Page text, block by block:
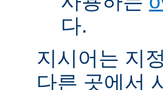
다.
지시어는 지
다른 곳에서